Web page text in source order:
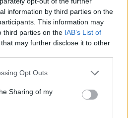
information by third parties on the
This information may
third parties on the IAB’s List of
that may further disclose it to other
app uses one or more Google
behaviour. You may click to
and its third-party tags to
purposes in below Google
Opt Outs
Sharing of my